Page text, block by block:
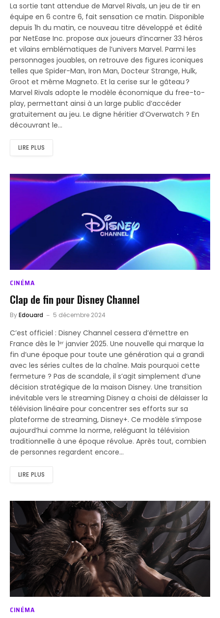
La sortie tant attendue de Marvel Rivals, un jeu de tir en
équipe en 6 contre 6, fait sensation ce matin. Disponible
depuis 1h du matin, ce nouveau titre développé et édité
par NetEase Inc. propose aux joueurs d’incarner 33 héros
et vilains emblématiques de l’univers Marvel. Parmi les
personnages jouables, on retrouve des figures iconiques
telles que Spider-Man, Iron Man, Docteur Strange, Hulk,
Groot et même Magneto. Et la cerise sur le gâteau ?
Marvel Rivals adopte le modèle économique du free-to-
play, permettant ainsi à un large public d’accéder
gratuitement au jeu. Le digne héritier d’Overwatch ? En
découvrant le…
LIRE PLUS
CINÉMA
Clap de fin pour Disney Channel
ByEdouard 5 décembre 2024
C’est officiel : Disney Channel cessera d’émettre en
France dès le 1ᵉʳ janvier 2025. Une nouvelle qui marque la
fin d’une époque pour toute une génération qui a grandi
avec les séries cultes de la chaîne. Mais pourquoi cette
fermeture ? Pas de scandale, il s’agit simplement d’une
décision stratégique de la maison Disney. Une transition
inévitable vers le streaming Disney a choisi de délaisser la
télévision linéaire pour concentrer ses efforts sur sa
plateforme de streaming, Disney+. Ce modèle s’impose
aujourd’hui comme la norme, reléguant la télévision
traditionnelle à une époque révolue. Après tout, combien
de personnes regardent encore…
LIRE PLUS
CINÉMA